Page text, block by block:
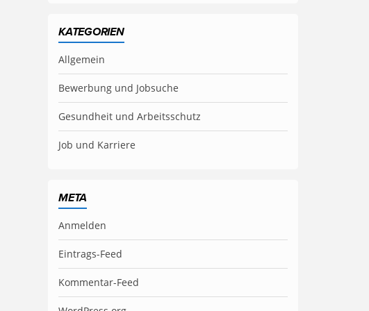
KATEGORIEN
Allgemein
Bewerbung und Jobsuche
Gesundheit und Arbeitsschutz
Job und Karriere
META
Anmelden
Eintrags-Feed
Kommentar-Feed